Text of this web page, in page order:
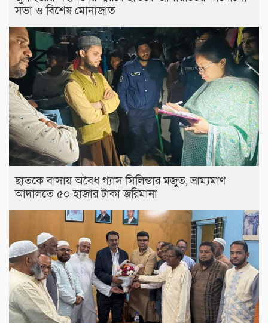
সভা ও বিশেষ মোনাজাত
ছাতকে বাসায় অবৈধ গ্যাস সিলিন্ডার মজুত, ভ্রাম্যমাণ
আদালতে ৫০ হাজার টাকা জরিমানা